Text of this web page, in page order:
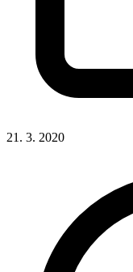
21. 3. 2020